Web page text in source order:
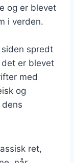
og er blevet
i verden.
spredt
det er blevet
med
og
ret,